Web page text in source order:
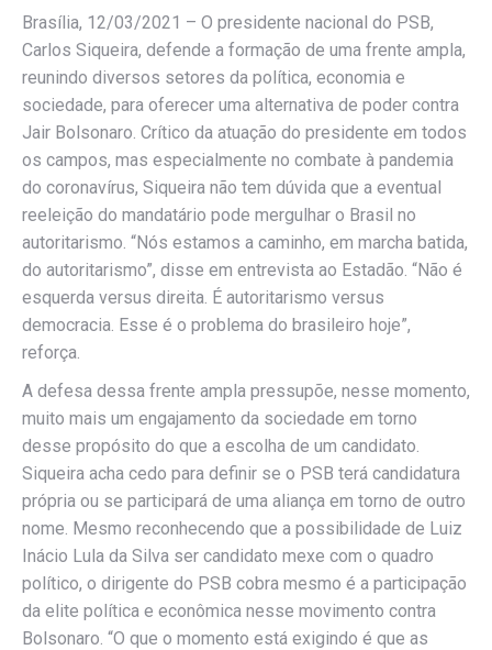
Brasília, 12/03/2021 – O presidente nacional do PSB,
Carlos Siqueira, defende a formação de uma frente ampla,
reunindo diversos setores da política, economia e
sociedade, para oferecer uma alternativa de poder contra
Jair Bolsonaro. Crítico da atuação do presidente em todos
os campos, mas especialmente no combate à pandemia
do coronavírus, Siqueira não tem dúvida que a eventual
reeleição do mandatário pode mergulhar o Brasil no
autoritarismo. “Nós estamos a caminho, em marcha batida,
do autoritarismo”, disse em entrevista ao Estadão. “Não é
esquerda versus direita. É autoritarismo versus
democracia. Esse é o problema do brasileiro hoje”,
reforça.
A defesa dessa frente ampla pressupõe, nesse momento,
muito mais um engajamento da sociedade em torno
desse propósito do que a escolha de um candidato.
Siqueira acha cedo para definir se o PSB terá candidatura
própria ou se participará de uma aliança em torno de outro
nome. Mesmo reconhecendo que a possibilidade de Luiz
Inácio Lula da Silva ser candidato mexe com o quadro
político, o dirigente do PSB cobra mesmo é a participação
da elite política e econômica nesse movimento contra
Bolsonaro. “O que o momento está exigindo é que as